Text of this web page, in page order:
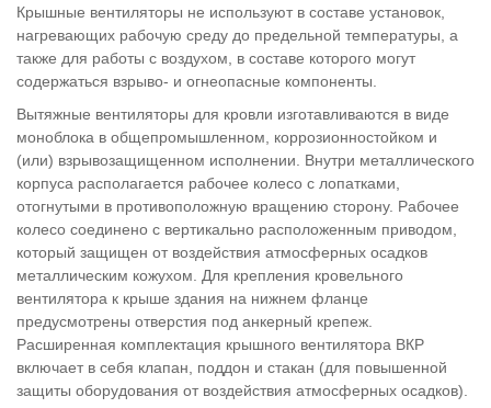
Крышные вентиляторы не используют в составе установок,
нагревающих рабочую среду до предельной температуры, а
также для работы с воздухом, в составе которого могут
содержаться взрыво- и огнеопасные компоненты.
Вытяжные вентиляторы для кровли изготавливаются в виде
моноблока в общепромышленном, коррозионностойком и
(или) взрывозащищенном исполнении. Внутри металлического
корпуса располагается рабочее колесо с лопатками,
отогнутыми в противоположную вращению сторону. Рабочее
колесо соединено с вертикально расположенным приводом,
который защищен от воздействия атмосферных осадков
металлическим кожухом. Для крепления кровельного
вентилятора к крыше здания на нижнем фланце
предусмотрены отверстия под анкерный крепеж.
Расширенная комплектация крышного вентилятора ВКР
включает в себя клапан, поддон и стакан (для повышенной
защиты оборудования от воздействия атмосферных осадков).